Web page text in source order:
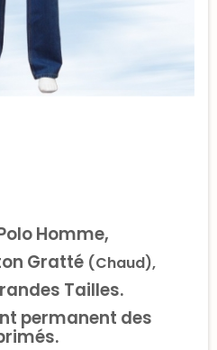
Homme,
Gratté (Chaud),
Tailles.
permanent des